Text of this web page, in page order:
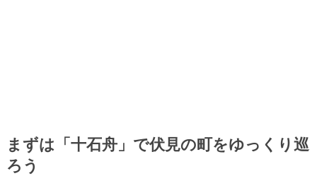
まずは「十石舟」で伏見の町をゆっくり巡
ろう